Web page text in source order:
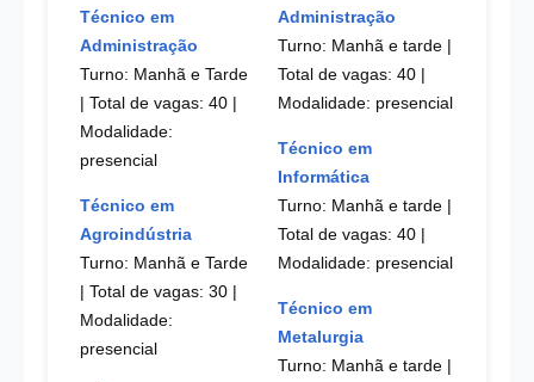
Técnico em
Administração
Turno: Manhã e Tarde
| Total de vagas: 40
Modalidade:
presencial
Técnico em
Agroindústria
Turno: Manhã e Tarde
| Total de vagas: 30
Modalidade:
presencial
Administração
Turno: Manhã e tarde |
Total de vagas: 40
Modalidade: presencial
Técnico em
Informática
Turno: Manhã e tarde |
Total de vagas: 40
Modalidade: presencial
Técnico em
Metalurgia
Turno: Manhã e tarde |